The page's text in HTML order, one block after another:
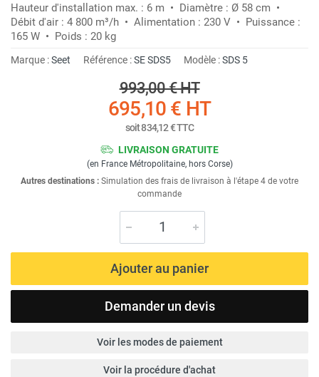
Hauteur d'installation max. : 6 m • Diamètre : Ø 58 cm •
Débit d'air : 4 800 m³/h • Alimentation : 230 V • Puissance :
165 W • Poids : 20 kg
Marque :Seet Référence :SE SDS5 Modèle :SDS 5
993,00 €HT
695,10 € HT
soit834,12 €TTC
LIVRAISON GRATUITE
(en France Métropolitaine, hors Corse)
Autres destinations : Simulation des frais de livraison à l'étape 4 de votre
commande
Ajouter au panier
Demander un devis
Voir les modes de paiement
Voir la procédure d'achat